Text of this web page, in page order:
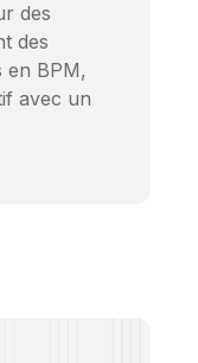
des
des
en BPM,
avec un